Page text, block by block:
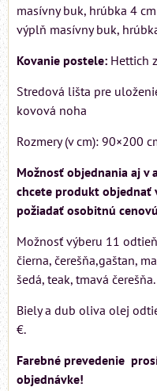
masívny buk, hrúbka 4 cm
výplň masívny buk,
Kovanie postele: Hettich
Stredová lišta pre
kovová noha
Rozmery (v cm): 90×200
Možnosť objednania aj v
chcete produkt objednať
požiadať osobitnú
Možnosť výberu 11
čierna, čerešňa,gaštan,
šedá, teak, tmavá čerešňa.
Biely a dub oliva olej
€.
Farebné prevedenie
objednávke!